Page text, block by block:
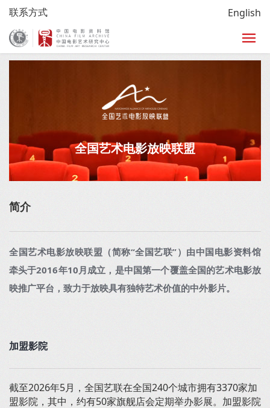
联系方式 English
首页 >放映>全国艺术电影放映联盟
全国艺术电影放映联盟
简介
全国艺术电影放映联盟（简称“全国艺联”）由中国电影资料馆
牵头于2016年10月成立，是中国第一个覆盖全国的艺术电影放
映推广平台，致力于放映具有独特艺术价值的中外影片。
加盟影院
截至2026年5月，全国艺联在全国240个城市拥有3370家加
盟影院，其中，约有50家旗舰店会定期举办影展。加盟影院